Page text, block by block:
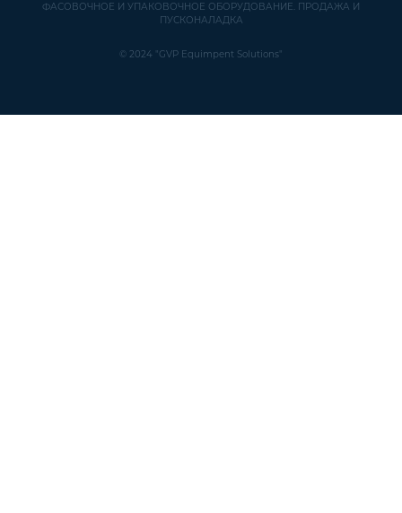
ФАСОВОЧНОЕ И УПАКОВОЧНОЕ ОБОРУДОВАНИЕ. ПРОДАЖА И
ПУСКОНАЛАДКА
© 2024 "GVP Equimpent Solutions"